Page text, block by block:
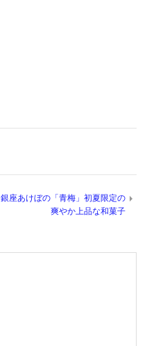
銀座あけぼの「青梅」初夏限定の
爽やか上品な和菓子